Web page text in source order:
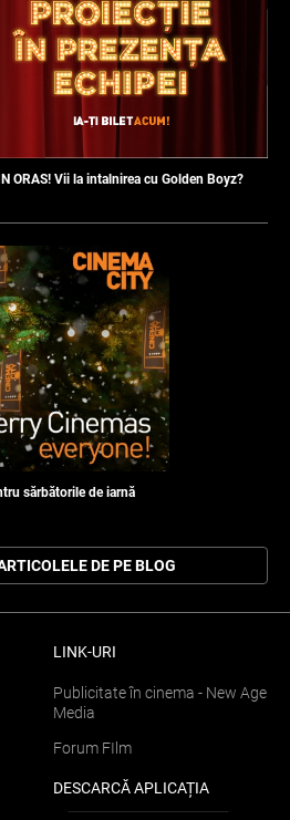
ORAS! Vii la intalnirea cu Golden Boyz?
sărbătorile de iarnă
DE PE BLOG
LINK-URI
Publicitate în cinema - New Age
Media
Forum FIlm
DESCARCĂ APLICAȚIA